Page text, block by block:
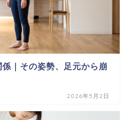
｜その姿勢、足元から崩
2026年5月2日